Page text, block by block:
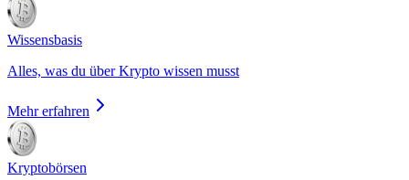
Wissensbasis
Alles, was du über Krypto wissen musst
Mehr erfahren
Kryptobörsen